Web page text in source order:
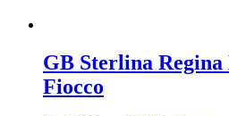
GB Sterlina
Fiocco